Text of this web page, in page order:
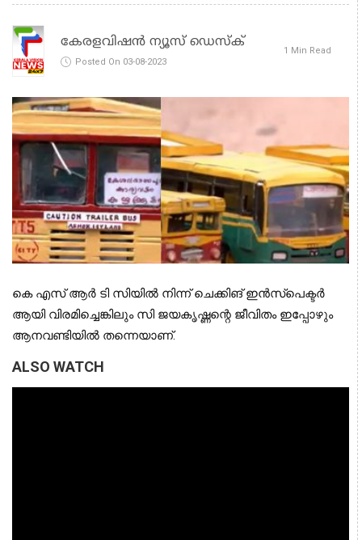
കേരളവിഷൻ ന്യൂസ് ഡെസ്‌ക്
Posted On 03-08-2023
1 Min Read
കെ എസ് ആര്‍ ടി സിയില്‍ നിന്ന് ചെക്കിങ് ഇന്‍സ്പെക്ടര്‍
ആയി വിരമിച്ചെങ്കിലും സി ജയകൃഷ്ണന്റെ ജീവിതം ഇപ്പോഴും
ആനവണ്ടിയില്‍ തന്നെയാണ്.
ALSO WATCH